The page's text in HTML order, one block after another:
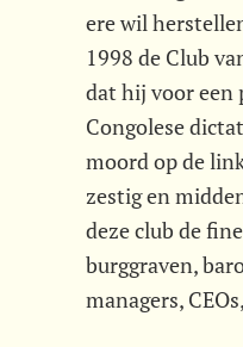
ere wil
1998 de Club
dat hij voor een
Congolese
moord op de
zestig en
deze club de
burggraven,
managers,